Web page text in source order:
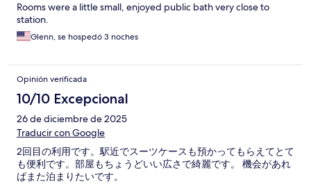
Rooms were a little small, enjoyed public bath very close to
station.
Glenn, se hospedó 3 noches
Opinión verificada
10/10 Excepcional
26 de diciembre de 2025
Traducir con Google
2回目の利用です。駅近でスーツケースも預かってもらえてとて
も便利です。部屋もちょうどいい広さで綺麗です。 機会があれ
ばまた泊まりたいです。